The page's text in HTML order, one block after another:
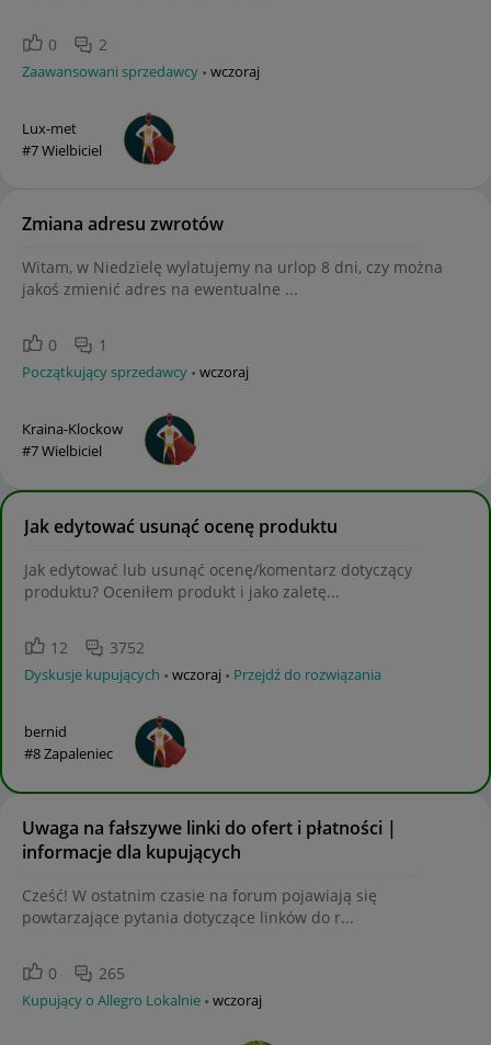
0 2
Zaawansowani sprzedawcy wczoraj
Lux-met
#7 Wielbiciel
Zmiana adresu zwrotów
Witam, w Niedzielę wylatujemy na urlop 8 dni, czy można
jakoś zmienić adres na ewentualne ...
0 1
Początkujący sprzedawcy wczoraj
Kraina-Klockow
#7 Wielbiciel
Jak edytować usunąć ocenę produktu
Jak edytować lub usunąć ocenę/komentarz dotyczący
produktu? Oceniłem produkt i jako zaletę...
12 3752
Dyskusje kupujących wczoraj Przejdź do rozwiązania
bernid
#8 Zapaleniec
Uwaga na fałszywe linki do ofert i płatności |
informacje dla kupujących
Cześć! W ostatnim czasie na forum pojawiają się
powtarzające pytania dotyczące linków do r...
0 265
Kupujący o Allegro Lokalnie wczoraj